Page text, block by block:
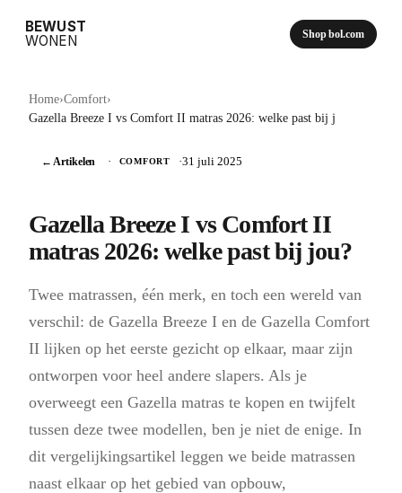
BEWUST
WONEN
Shop bol.com
Home›Comfort›
Gazella Breeze I vs Comfort II matras 2026: welke past bij j
← Artikelen · COMFORT ·31 juli 2025
Gazella Breeze I vs Comfort II
matras 2026: welke past bij jou?
Twee matrassen, één merk, en toch een wereld van
verschil: de Gazella Breeze I en de Gazella Comfort
II lijken op het eerste gezicht op elkaar, maar zijn
ontworpen voor heel andere slapers. Als je
overweegt een Gazella matras te kopen en twijfelt
tussen deze twee modellen, ben je niet de enige. In
dit vergelijkingsartikel leggen we beide matrassen
naast elkaar op het gebied van opbouw,